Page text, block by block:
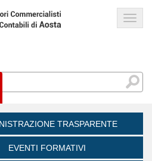
TRASPARENTE
EVENTI FORMATIVI